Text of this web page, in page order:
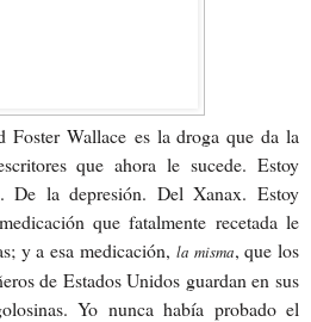
Foster Wallacees la droga que da la
que ahora le sucede. Estoy
De la depresión. Del Xanax. Estoy
que fatalmente recetada le
y a esa medicación,la misma, que los
de Estados Unidos guardan en sus
Yo nunca había probado el